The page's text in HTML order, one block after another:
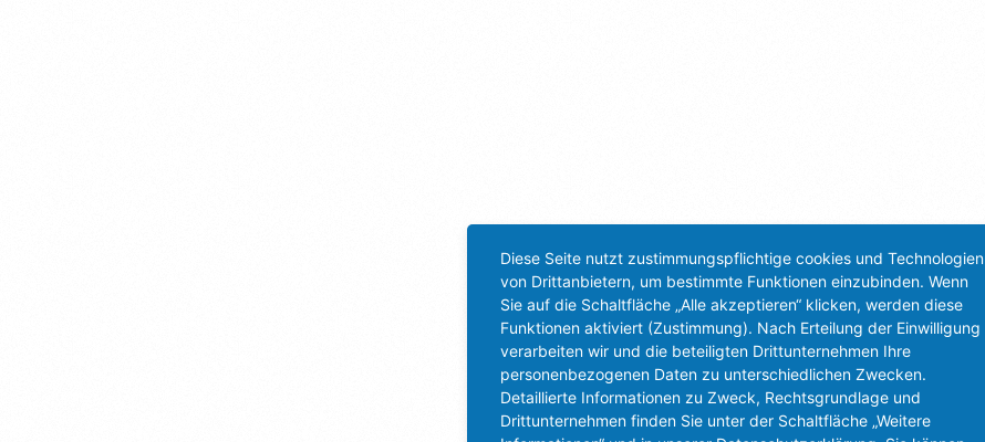
Diese Seite nutzt zustimmungspflichtige cookies und Technologien
von Drittanbietern, um bestimmte Funktionen einzubinden. Wenn
Sie auf die Schaltfläche „Alle akzeptieren“ klicken, werden diese
Funktionen aktiviert (Zustimmung). Nach Erteilung der Einwilligung
verarbeiten wir und die beteiligten Drittunternehmen Ihre
personenbezogenen Daten zu unterschiedlichen Zwecken.
Detaillierte Informationen zu Zweck, Rechtsgrundlage und
Drittunternehmen finden Sie unter der Schaltfläche „Weitere